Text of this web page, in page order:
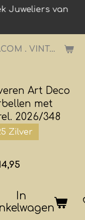
GOUDENSCHATKIST.COM . VINTAGE JUWELIER.
Juweliers van
Art Deco
met
2026/348
Zilver
In